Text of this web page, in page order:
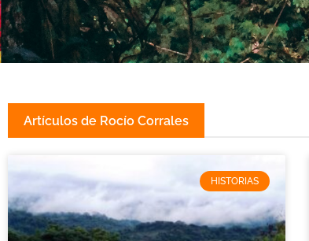
Artículos de Rocío Corrales
HISTORIAS